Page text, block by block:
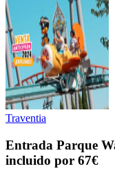
Traventia
Entrada Parque
incluido por 67€